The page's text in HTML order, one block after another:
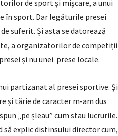
de sport și mișcare, a unui
în sport. Dar legăturile presei
suferit. Și asta se datorează
a organizatorilor de competiții
și nu unei prese locale.
partizanat al presei sportive. Și
și tărie de caracter m-am dus
„pe șleau” cum stau lucrurile.
să explic distinsului director cum,